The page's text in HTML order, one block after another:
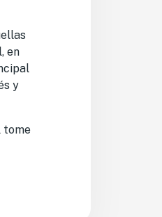
en
y
tome